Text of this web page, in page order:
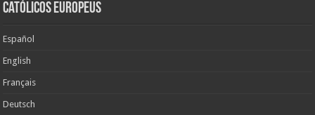
Católicos Europeus
Español
English
Français
Deutsch